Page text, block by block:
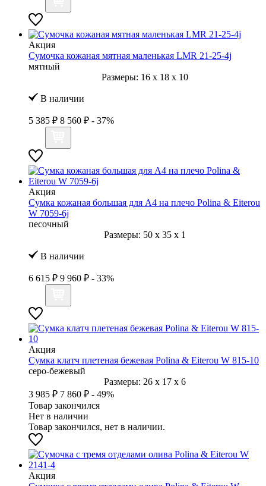
Акция
Сумочка кожаная мятная маленькая LMR 21-25-4j
мятный
Размеры: 16 x 18 x 10
В наличии
5 385 ₽ 8 560 ₽ - 37%
Акция
Сумка кожаная большая для А4 на плечо Polina & Eiterou
W 7059-6j
песочный
Размеры: 50 x 35 x 1
В наличии
6 615 ₽ 9 960 ₽ - 33%
Акция
Сумка клатч плетеная бежевая Polina & Eiterou W 815-10
серо-бежевый
Размеры: 26 x 17 x 6
3 985 ₽ 7 860 ₽ - 49%
Товар закончился
Нет в наличии
Товар закончился, нет в наличии.
Акция